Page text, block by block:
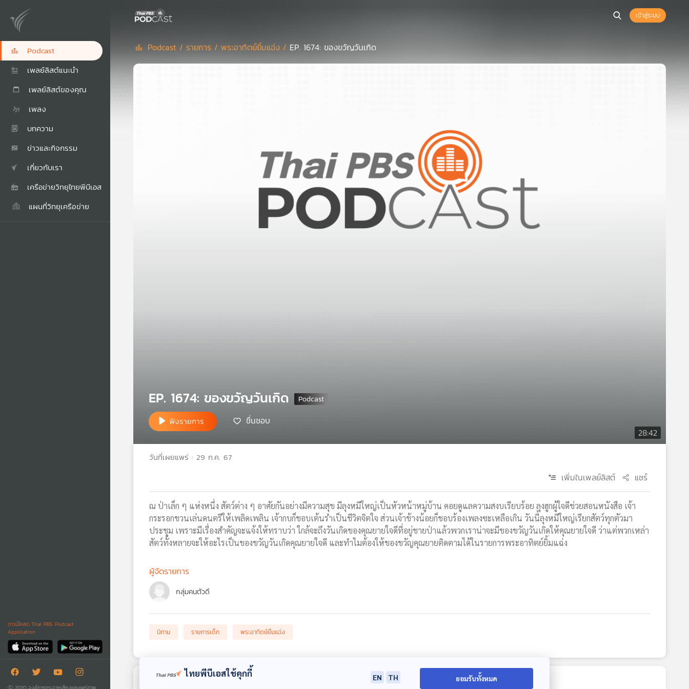
Podcast
เพลย์ลิสต์แนะนำ
เพลย์ลิสต์ของคุณ
เพลง
บทความ
ข่าวและกิจกรรม
เกี่ยวกับเรา
เครือข่ายวิทยุไทยพีบีเอส
แผนที่วิทยุเครือข่าย
ดาวน์โหลด Thai PBS Podcast
Application
เข้าสู่ระบบ
Podcast / รายการ /พระอาทิตย์ยิ้มแฉ่ง / EP. 1674: ของขวัญวันเกิด
28:42
EP. 1674: ของขวัญวันเกิด
ฟังรายการ ชื่นชอบ
วันที่เผยแพร่ : 29 ก.ค. 67
เพิ่มในเพลย์ลิสต์ แชร์
ณ ป่าเล็ก ๆ แห่งหนึ่ง สัตว์ต่าง ๆ อาศัยกันอย่างมีความสุข มีลุงหมีใหญ่เป็นหัวหน้าหมู่บ้าน คอยดูแลความสงบเรียบร้อย ลุงฮูกผู้ใจดีช่วยสอนหนังสือ เจ้า
กระรอกชวนเล่นดนตรีให้เพลิดเพลิน เจ้ากบก็ชอบเต้นรำเป็นชีวิตจิตใจ ส่วนเจ้าช้างน้อยก็ชอบร้องเพลงซะเหลือเกิน วันนี้ลุงหมีใหญ่เรียกสัตว์ทุกตัวมา
ประชุม เพราะมีเรื่องสำคัญจะแจ้งให้ทราบว่า ใกล้จะถึงวันเกิดของคุณยายใจดีที่อยู่ชายป่าแล้วพวกเราน่าจะมีของขวัญวันเกิดให้คุณยายใจดี ว่าแต่พวกเหล่า
สัตว์ทั้งหลายจะให้อะไรเป็นของขวัญวันเกิดคุณยายใจดี และทำไมต้องให้ของขวัญคุณยายติดตามได้ในรายการพระอาทิตย์ยิ้มแฉ่ง
ผู้จัดรายการ
กลุ่มคนตัวดี
นิทาน รายการเด็ก พระอาทิตย์ยิ้มแฉ่ง
ไทยพีบีเอสใช้คุกกี้ EN TH ยอมรับทั้งหมด